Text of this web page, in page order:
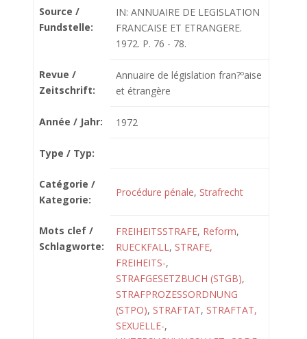
Source /
Fundstelle:
IN: ANNUAIRE DE LEGISLATION
FRANCAISE ET ETRANGERE.
1972. P. 76 - 78.
Revue /
Zeitschrift:
Annuaire de législation fran?ºaise
et étrangère
Année / Jahr: 1972
Type / Typ:
Catégorie /
Kategorie:
Procédure pénale, Strafrecht
Mots clef /
Schlagworte:
FREIHEITSSTRAFE, Reform,
RUECKFALL, STRAFE,
FREIHEITS-,
STRAFGESETZBUCH (STGB),
STRAFPROZESSORDNUNG
(STPO), STRAFTAT, STRAFTAT,
SEXUELLE-,